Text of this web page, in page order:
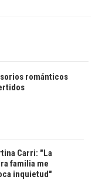
románticos
Carri: "La
familia me
inquietud"